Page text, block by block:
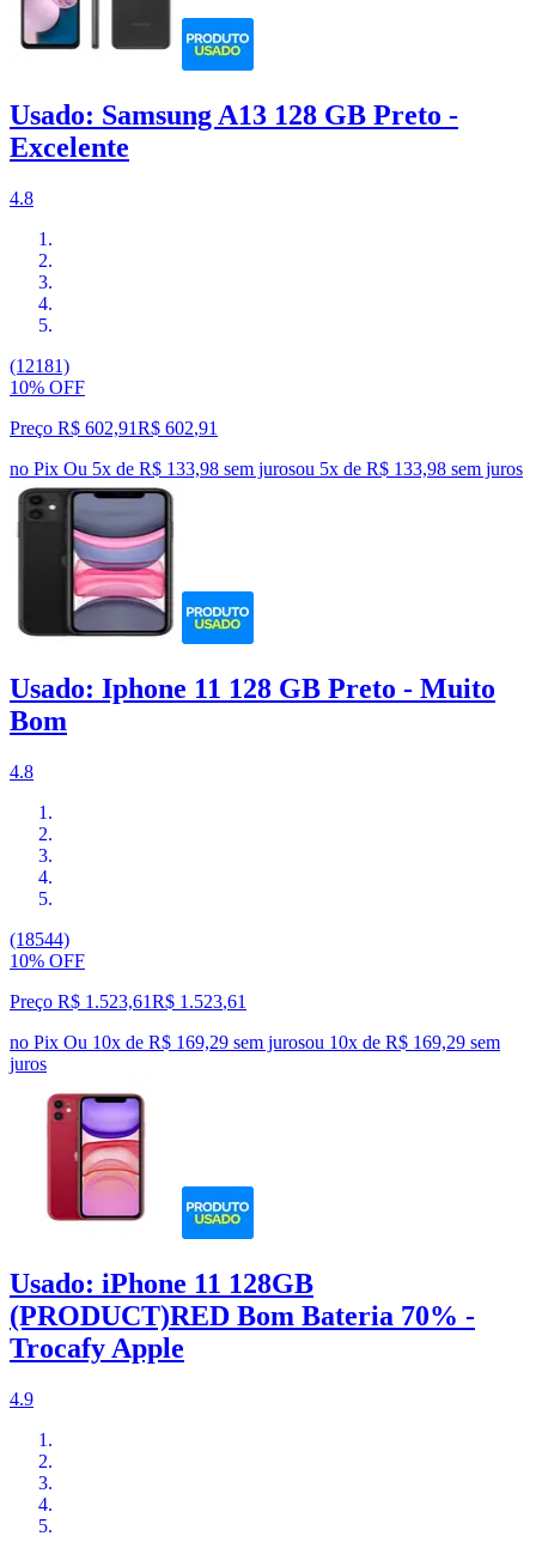
Usado: Samsung A13 128 GB Preto -
Excelente
4.8
(12181)
10% OFF
Preço R$ 602,91R$ 602,91
no Pix Ou 5x de R$ 133,98 sem jurosou 5x de R$ 133,98 sem juros
Usado: Iphone 11 128 GB Preto - Muito
Bom
4.8
(18544)
10% OFF
Preço R$ 1.523,61R$ 1.523,61
no Pix Ou 10x de R$ 169,29 sem jurosou 10x de R$ 169,29 sem
juros
Usado: iPhone 11 128GB
(PRODUCT)RED Bom Bateria 70% -
Trocafy Apple
4.9